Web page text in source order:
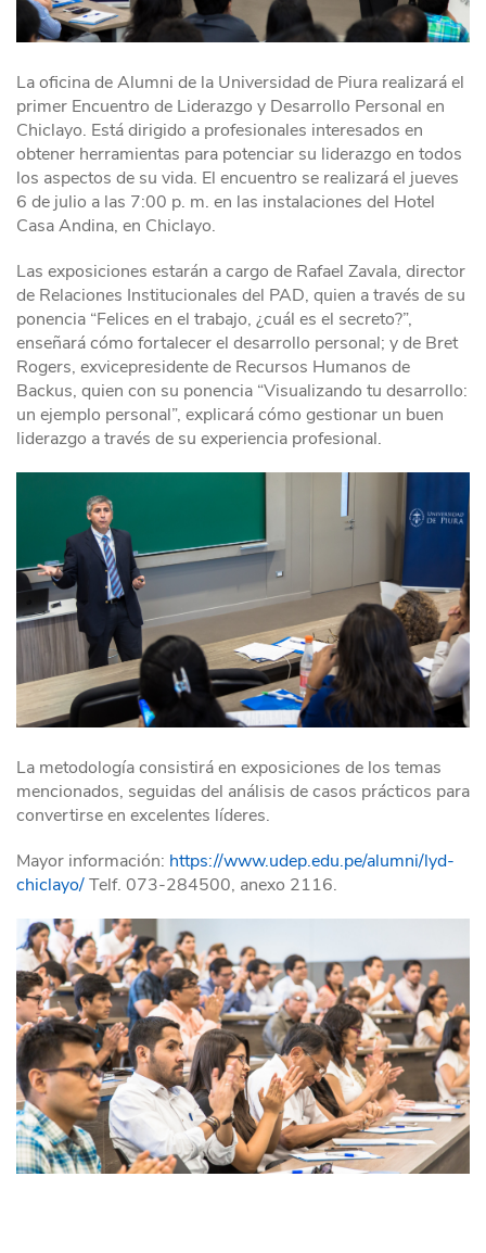
La oficina de Alumni de la Universidad de Piura realizará el
primer Encuentro de Liderazgo y Desarrollo Personal en
Chiclayo. Está dirigido a profesionales interesados en
obtener herramientas para potenciar su liderazgo en todos
los aspectos de su vida. El encuentro se realizará el jueves
6 de julio a las 7:00 p. m. en las instalaciones del Hotel
Casa Andina, en Chiclayo.
Las exposiciones estarán a cargo de Rafael Zavala, director
de Relaciones Institucionales del PAD, quien a través de su
ponencia “Felices en el trabajo, ¿cuál es el secreto?”,
enseñará cómo fortalecer el desarrollo personal; y de Bret
Rogers, exvicepresidente de Recursos Humanos de
Backus, quien con su ponencia “Visualizando tu desarrollo:
un ejemplo personal”, explicará cómo gestionar un buen
liderazgo a través de su experiencia profesional.
La metodología consistirá en exposiciones de los temas
mencionados, seguidas del análisis de casos prácticos para
convertirse en excelentes líderes.
Mayor información: https://www.udep.edu.pe/alumni/lyd-
chiclayo/Telf. 073-284500, anexo 2116.